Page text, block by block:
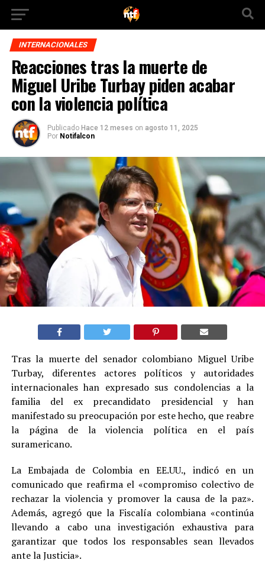
INTERNACIONALES
Reacciones tras la muerte de
Miguel Uribe Turbay piden acabar
con la violencia política
Publicado Hace 12 meses on agosto 11, 2025
Por Notifalcon
Tras la muerte del senador colombiano Miguel Uribe
Turbay, diferentes actores políticos y autoridades
internacionales han expresado sus condolencias a la
familia del ex precandidato presidencial y han
manifestado su preocupación por este hecho, que reabre
la página de la violencia política en el país
suramericano.
La Embajada de Colombia en EE.UU., indicó en un
comunicado que reafirma el «compromiso colectivo de
rechazar la violencia y promover la causa de la paz».
Además, agregó que la Fiscalía colombiana «continúa
llevando a cabo una investigación exhaustiva para
garantizar que todos los responsables sean llevados
ante la Justicia».